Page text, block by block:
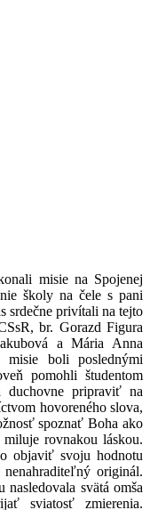
misie na Spojenej
školy na čele s pani
srdečne privítali na tejto
br. Gorazd Figura
a Mária Anna
misie boli poslednými
pomohli študentom
duchovne pripraviť na
hovoreného slova,
spoznať Boha ako
rovnakou láskou.
objaviť svoju hodnotu
originál.
svätá omša
sviatosť zmierenia.